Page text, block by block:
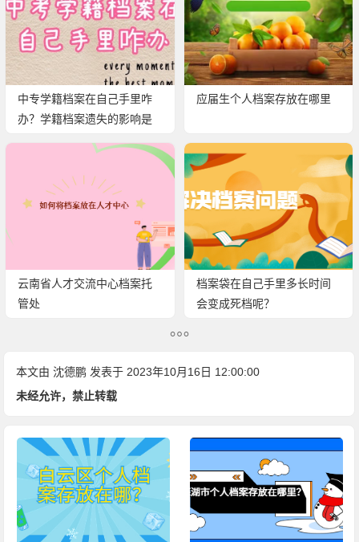
中专学籍档案在自己手里咋
办？学籍档案遗失的影响是
应届生个人档案存放在哪里
云南省人才交流中心档案托
管处
档案袋在自己手里多长时间
会变成死档呢？
本文由沈德鹏 发表于 2023年10月16日 12:00:00
未经允许，禁止转载